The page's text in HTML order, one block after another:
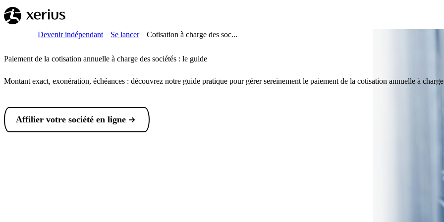
Sauter au contenu principal
Breadcrumb
AccueilDevenir indépendant Se lancer Cotisation à charge des soc...
Paiement de la cotisation annuelle à charge des sociétés : le guide
Montant exact, exonération, échéances : découvrez notre guide pratique pour gérer sereinement le paiement de la cotisation annuelle à
Affilier votre société en ligne